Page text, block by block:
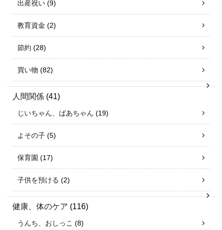
出産祝い (9)
教育資金 (2)
節約 (28)
買い物 (82)
人間関係 (41)
じいちゃん、ばあちゃん (19)
よその子 (5)
保育園 (17)
子供を預ける (2)
健康、体のケア (116)
うんち、おしっこ (8)